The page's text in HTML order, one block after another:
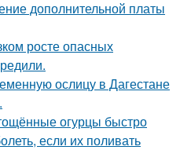
дополнительной платы
росте опасных
ослицу в Дагестане
огурцы быстро
если их поливать